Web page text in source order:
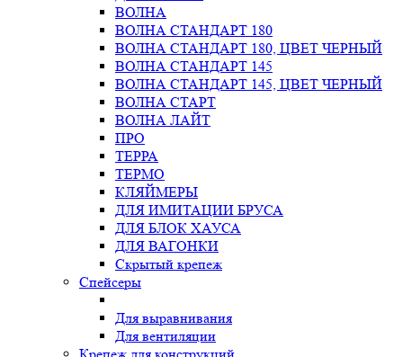
ВОЛНА
ВОЛНА СТАНДАРТ 180
ВОЛНА СТАНДАРТ 180, ЦВЕТ ЧЕРНЫЙ
ВОЛНА СТАНДАРТ 145
ВОЛНА СТАНДАРТ 145, ЦВЕТ ЧЕРНЫЙ
ВОЛНА СТАРТ
ВОЛНА ЛАЙТ
ПРО
ТЕРРА
ТЕРМО
КЛЯЙМЕРЫ
ДЛЯ ИМИТАЦИИ БРУСА
ДЛЯ БЛОК ХАУСА
ДЛЯ ВАГОНКИ
Скрытый крепеж
Спейсеры
Для выравнивания
Для вентиляции